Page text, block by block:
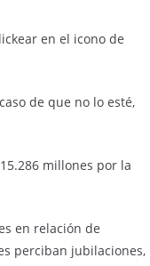
en el icono de
de que no lo esté,
millones por la
en relación de
perciban jubilaciones,